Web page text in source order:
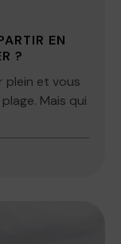
EN
?
plein et vous
Mais qui